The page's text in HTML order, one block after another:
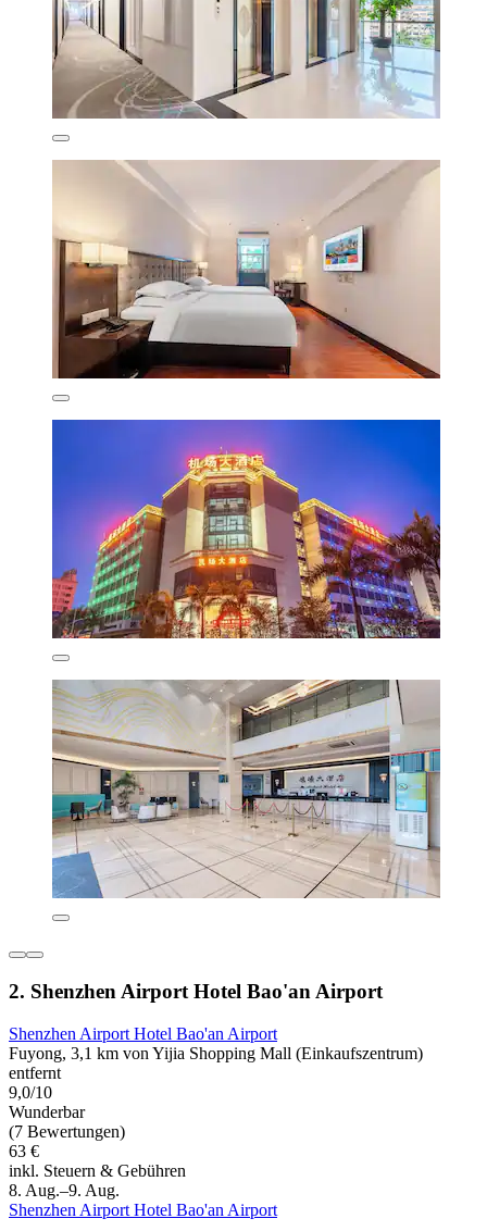
2. Shenzhen Airport Hotel Bao'an Airport
Shenzhen Airport Hotel Bao'an Airport
Fuyong, 3,1 km von Yijia Shopping Mall (Einkaufszentrum)
entfernt
9,0/10
Wunderbar
(7 Bewertungen)
63 €
inkl. Steuern & Gebühren
8. Aug.–9. Aug.
Shenzhen Airport Hotel Bao'an Airport